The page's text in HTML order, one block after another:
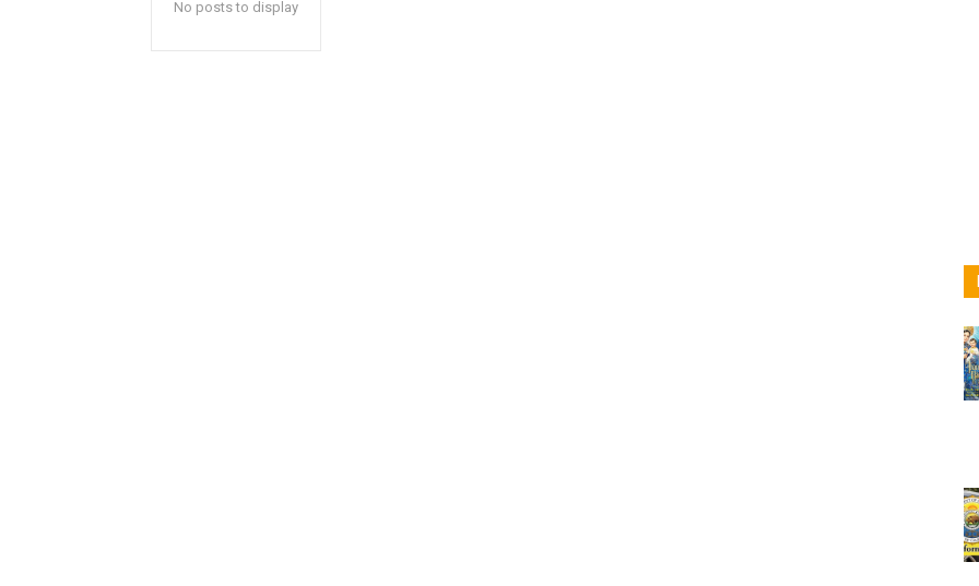
No posts to display